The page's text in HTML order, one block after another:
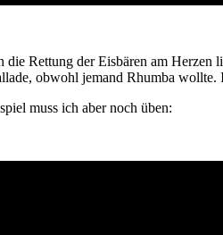
die Rettung der Eisbären am
obwohl jemand Rhumba wollte.
muss ich aber noch üben: